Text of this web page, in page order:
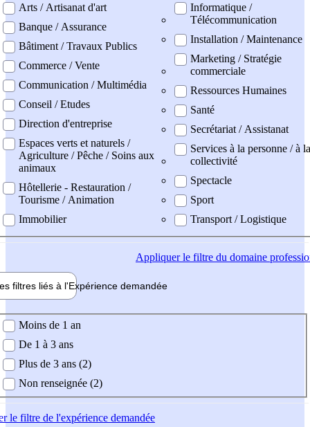
Arts / Artisanat d'art
Banque / Assurance
Bâtiment / Travaux Publics
Commerce / Vente
Communication / Multimédia
Conseil / Etudes
Direction d'entreprise
Espaces verts et naturels /
Agriculture / Pêche / Soins aux
animaux
Hôtellerie - Restauration /
Tourisme / Animation
Immobilier
Informatique /
Télécommunication
Installation / Maintenance
Marketing / Stratégie
commerciale
Ressources Humaines
Santé
Secrétariat / Assistanat
Services à la personne / à la
collectivité
Spectacle
Sport
Transport / Logistique
Appliquerle filtre du domaine
filtres liés à l'Expérience demandée
demandée
Moins de 1 an
De 1 à 3 ans
Plus de 3 ans (2)
Non renseignée (2)
le filtre de l'expérience demandée